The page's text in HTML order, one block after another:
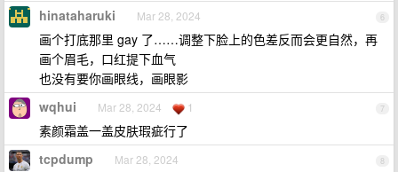
6
hinataharuki Mar 28, 2024
画个打底那里 gay 了……调整下脸上的色差反而会更自然，再
画个眉毛，口红提下血气
也没有要你画眼线，画眼影
7
wqhui Mar 28, 2024 1
素颜霜盖一盖皮肤瑕疵行了
8
tcpdump Mar 28, 2024